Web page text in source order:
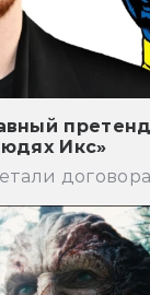
Икс»